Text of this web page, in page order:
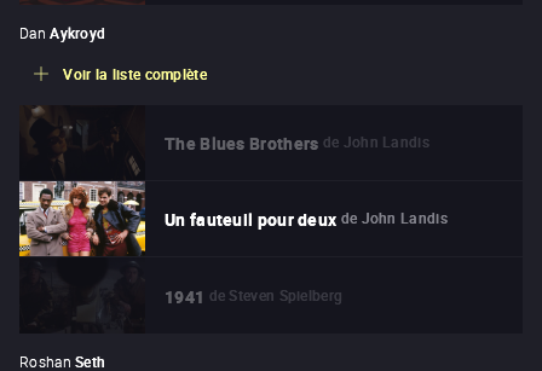
Dan Aykroyd
Voir la liste complète
The Blues Brothers de John Landis
Un fauteuil pour deux de John Landis
1941 de Steven Spielberg
Roshan Seth